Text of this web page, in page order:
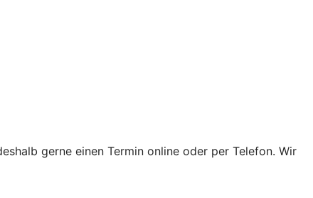
gerne einen Termin online oder per Telefon. Wir